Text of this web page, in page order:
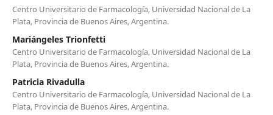
Centro Universitario de Farmacología, Universidad Nacional de La
Plata, Provincia de Buenos Aires, Argentina.
Mariángeles Trionfetti
Centro Universitario de Farmacología, Universidad Nacional de La
Plata, Provincia de Buenos Aires, Argentina.
Patricia Rivadulla
Centro Universitario de Farmacología, Universidad Nacional de La
Plata, Provincia de Buenos Aires, Argentina.